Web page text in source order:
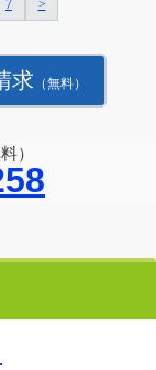
7 >
求 （無料）
）